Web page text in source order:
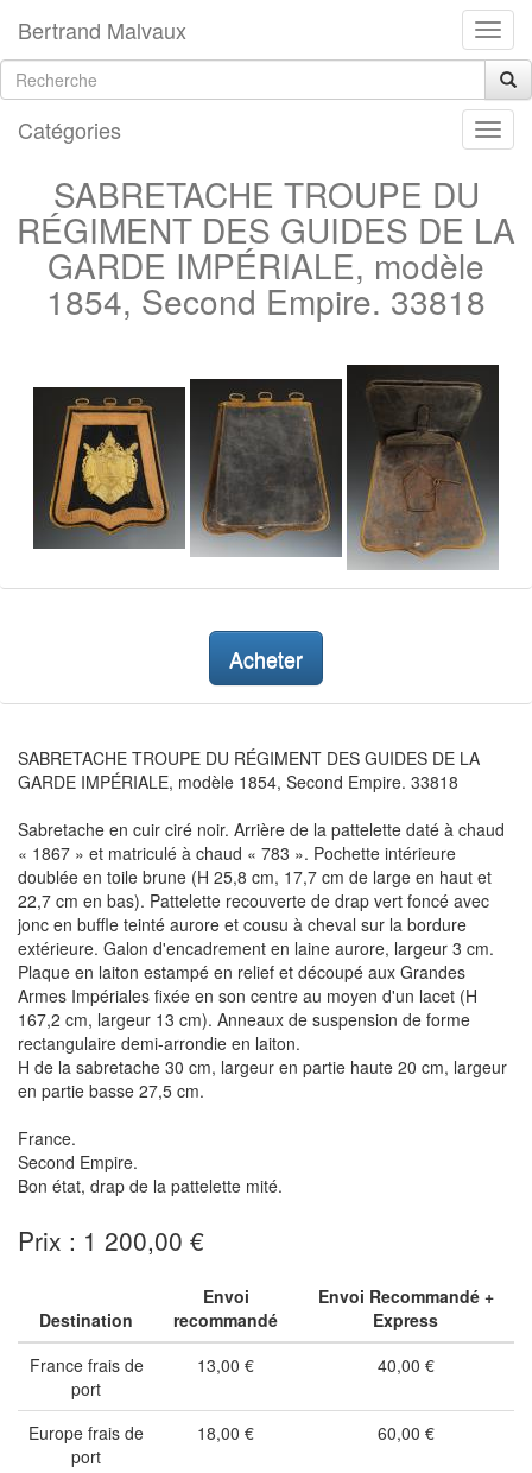
Bertrand Malvaux
Catégories
SABRETACHE TROUPE DU
RÉGIMENT DES GUIDES DE LA
GARDE IMPÉRIALE, modèle
1854, Second Empire. 33818
Acheter
SABRETACHE TROUPE DU RÉGIMENT DES GUIDES DE LA
GARDE IMPÉRIALE, modèle 1854, Second Empire. 33818
Sabretache en cuir ciré noir. Arrière de la pattelette daté à chaud
« 1867 » et matriculé à chaud « 783 ». Pochette intérieure
doublée en toile brune (H 25,8 cm, 17,7 cm de large en haut et
22,7 cm en bas). Pattelette recouverte de drap vert foncé avec
jonc en buffle teinté aurore et cousu à cheval sur la bordure
extérieure. Galon d'encadrement en laine aurore, largeur 3 cm.
Plaque en laiton estampé en relief et découpé aux Grandes
Armes Impériales fixée en son centre au moyen d'un lacet (H
167,2 cm, largeur 13 cm). Anneaux de suspension de forme
rectangulaire demi-arrondie en laiton.
H de la sabretache 30 cm, largeur en partie haute 20 cm, largeur
en partie basse 27,5 cm.
France.
Second Empire.
Bon état, drap de la pattelette mité.
Prix : 1 200,00 €
Destination
Envoi
recommandé
Envoi Recommandé +
Express
France frais de
port
13,00 € 40,00 €
Europe frais de
port
18,00 € 60,00 €